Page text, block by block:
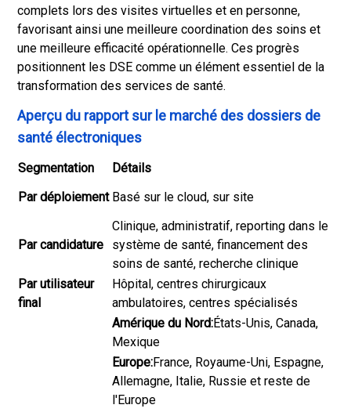
complets lors des visites virtuelles et en personne,
favorisant ainsi une meilleure coordination des soins et
une meilleure efficacité opérationnelle. Ces progrès
positionnent les DSE comme un élément essentiel de la
transformation des services de santé.
Aperçu du rapport sur le marché des dossiers de
santé électroniques
Segmentation
Détails
Par déploiement Basé sur le cloud, sur site
Par candidature
Clinique, administratif, reporting dans le
système de santé, financement des
soins de santé, recherche clinique
Par utilisateur
final
Hôpital, centres chirurgicaux
ambulatoires, centres spécialisés
Amérique du Nord:États-Unis, Canada,
Mexique
Europe:France, Royaume-Uni, Espagne,
Allemagne, Italie, Russie et reste de
l'Europe